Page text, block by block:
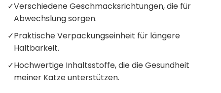
✓Verschiedene Geschmacksrichtungen, die für
Abwechslung sorgen.
✓Praktische Verpackungseinheit für längere
Haltbarkeit.
✓Hochwertige Inhaltsstoffe, die die Gesundheit
meiner Katze unterstützen.